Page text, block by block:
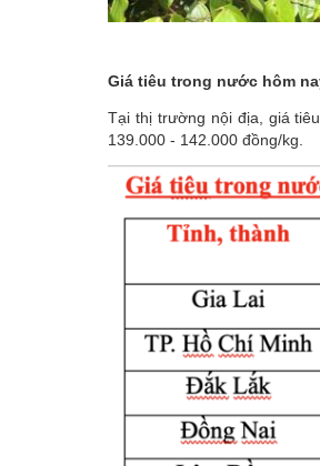
Giá tiêu trong nước hôm
Tại thị trường nội địa, giá
139.000 - 142.000 đồng/kg.